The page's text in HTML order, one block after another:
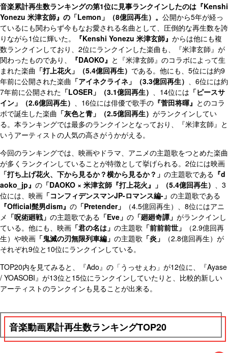
音楽累計再生数ランキングの第1位に見事ランクインしたのは『Kenshi
Yonezu 米津玄師』の「Lemon」（8億回再生）。 公開から5年が経っ
ているにも関わらず今もなお愛される名曲として、圧倒的な再生数を誇
りながら1位に輝いた。
『Kenshi Yonezu 米津玄師』 からは他にも複
数ランクインしており、2位にランクインした楽曲も、『米津玄師』が
関わったものであり、
『DAOKO』 と『米津玄師』のコラボによって生
まれた楽曲 「打上花火」（5.4億回再生） である。他にも、5位には約9
年前に公開された楽曲 「アイネクライネ」（3.3億回再生）
、6位には約
7年前に公開された 「LOSER」（3.1億回再生） 、14位には 「ピースサ
イン」（2.6億回再生）
、16位には俳優で歌手の 『菅田将暉』 とのコラ
ボで誕生した楽曲 「灰色と青」（2.5億回再生） がランクインしてい
る。本ランキングでは最多のランクインとなっており、『米津玄師』と
いうアーティストの人気の高さがうかがえる。
今回のランキングでは、映画やドラマ、アニメの主題歌をつとめた楽曲
が多くランクインしていることが特徴として挙げられる。2位には映画
「打ち上げ花火、下から見るか？横から見るか？」 の主題歌である 『d
aoko_jp』 の 「DAOKO × 米津玄師『打上花火』」（5.4億回再生）
、3
位には、映画 「コンフィデンスマンJP-ロマンス編-」 の主題歌である
『Official髭男dism』 の 「Pretender」
（4.5億回再生）、8位にはアニ
メ 「呪術廻戦」 の主題歌である 「Eve」 の 「廻廻奇譚」 がランクインし
ている。他にも、映画 「君の名は」 の主題歌 「前前前世」
（2.9億回再
生）や映画 「鬼滅の刃無限列車編」 の主題歌 「炎」
（2.8億回再生）が
それぞれ9位と10位にランクインしている。
TOP20内を見てみると、『Ado』の「うっせぇわ」が12位に、『Ayase
/ YOASOBI』が13位と15位にランクインしていたりと、比較的新しい
アーティストのランクインも見ることが出来る。
音楽動画累計再生数ランキングTOP20